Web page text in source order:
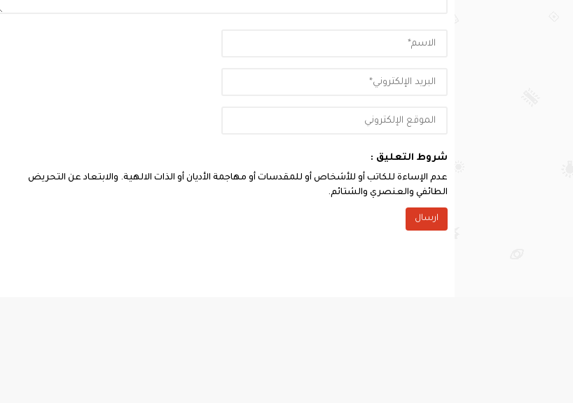
شروط التعليق :
عدم الإساءة للكاتب أو للأشخاص أو للمقدسات أو مهاجمة الأديان أو الذات الالهية. والابتعاد عن التحريض
الطائفي والعنصري والشتائم.